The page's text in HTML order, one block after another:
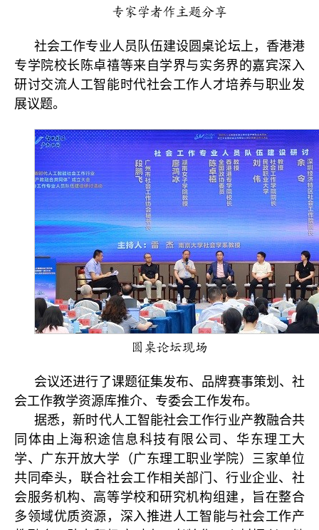
专家学者作主题分享
社会工作专业人员队伍建设圆桌论坛上，香港港
专学院校长陈卓禧等来自学界与实务界的嘉宾深入
研讨交流人工智能时代社会工作人才培养与职业发
展议题。
圆桌论坛现场
会议还进行了课题征集发布、品牌赛事策划、社
会工作教学资源库推介、专委会工作发布。
据悉，新时代人工智能社会工作行业产教融合共
同体由上海积途信息科技有限公司、华东理工大
学、广东开放大学（广东理工职业学院）三家单位
共同牵头，联合社会工作相关部门、行业企业、社
会服务机构、高等学校和研究机构组建，旨在整合
多领域优质资源，深入推进人工智能与社会工作产